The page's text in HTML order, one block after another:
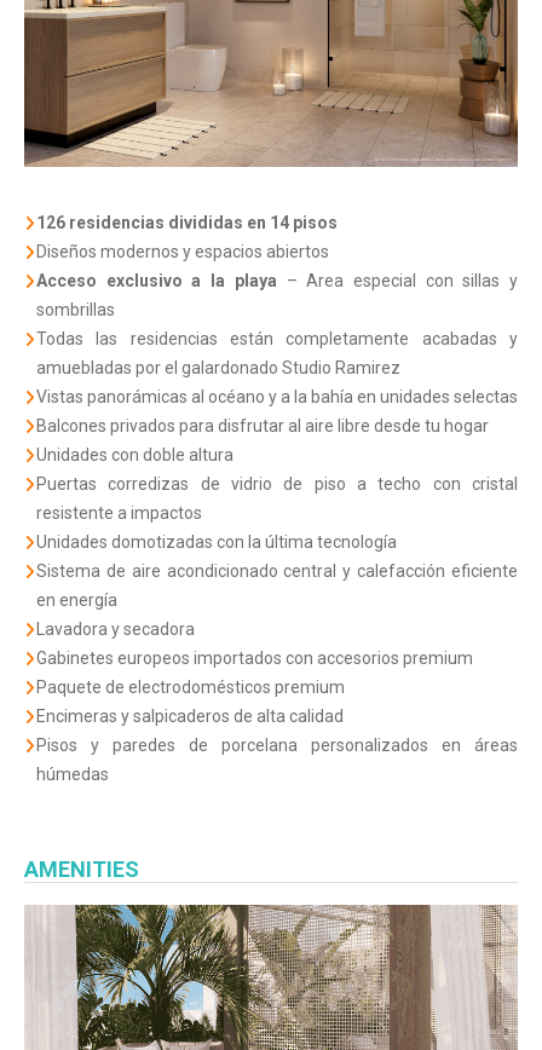
126 residencias divididas en 14 pisos
Diseños modernos y espacios abiertos
Acceso exclusivo a la playa – Area especial con sillas y
sombrillas
Todas las residencias están completamente acabadas y
amuebladas por el galardonado Studio Ramirez
Vistas panorámicas al océano y a la bahía en unidades selectas
Balcones privados para disfrutar al aire libre desde tu hogar
Unidades con doble altura
Puertas corredizas de vidrio de piso a techo con cristal
resistente a impactos
Unidades domotizadas con la última tecnología
Sistema de aire acondicionado central y calefacción eficiente
en energía
Lavadora y secadora
Gabinetes europeos importados con accesorios premium
Paquete de electrodomésticos premium
Encimeras y salpicaderos de alta calidad
Pisos y paredes de porcelana personalizados en áreas
húmedas
AMENITIES